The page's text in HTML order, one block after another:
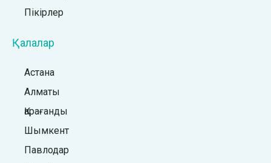
Пікірлер
Қалалар
Астана
Алматы
Қарағанды
Шымкент
Павлодар